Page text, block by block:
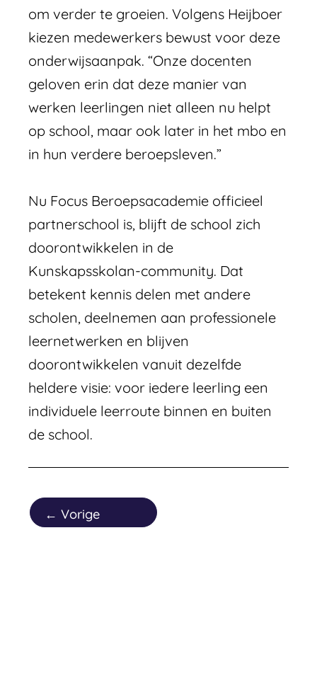
om verder te groeien. Volgens Heijboer
kiezen medewerkers bewust voor deze
onderwijsaanpak. “Onze docenten
geloven erin dat deze manier van
werken leerlingen niet alleen nu helpt
op school, maar ook later in het mbo en
in hun verdere beroepsleven.”
Nu Focus Beroepsacademie officieel
partnerschool is, blijft de school zich
doorontwikkelen in de
Kunskapsskolan-community. Dat
betekent kennis delen met andere
scholen, deelnemen aan professionele
leernetwerken en blijven
doorontwikkelen vanuit dezelfde
heldere visie: voor iedere leerling een
individuele leerroute binnen en buiten
de school.
← Vorige
Nieuwsitem